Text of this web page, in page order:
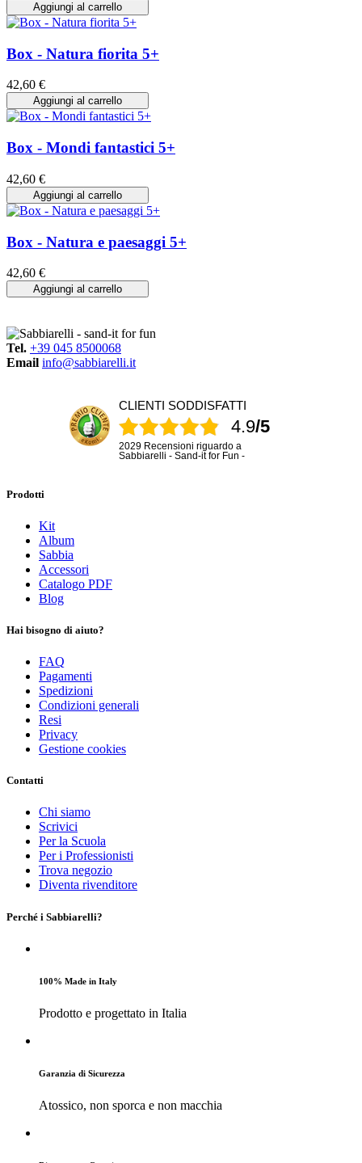
Aggiungi al carrello
Box - Natura fiorita 5+
42,60 €
Aggiungi al carrello
Box - Mondi fantastici 5+
42,60 €
Aggiungi al carrello
Box - Natura e paesaggi 5+
42,60 €
Aggiungi al carrello
Tel. +39 045 8500068
Email info@sabbiarelli.it
CLIENTI SODDISFATTI
4.9/5
2029 Recensioni riguardo a
Sabbiarelli - Sand-it for Fun -
Prodotti
Kit
Album
Sabbia
Accessori
Catalogo PDF
Blog
Hai bisogno di aiuto?
FAQ
Pagamenti
Spedizioni
Condizioni generali
Resi
Privacy
Gestione cookies
Contatti
Chi siamo
Scrivici
Per la Scuola
Per i Professionisti
Trova negozio
Diventa rivenditore
Perché i Sabbiarelli?
100% Made in Italy
Prodotto e progettato in Italia
Garanzia di Sicurezza
Atossico, non sporca e non macchia